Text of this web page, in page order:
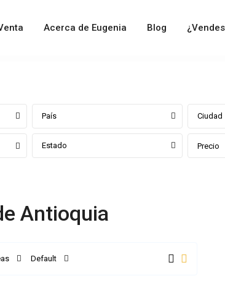
Acerca de Eugenia Blog
País Ciudad
Estado Precio
Antioquia
Default